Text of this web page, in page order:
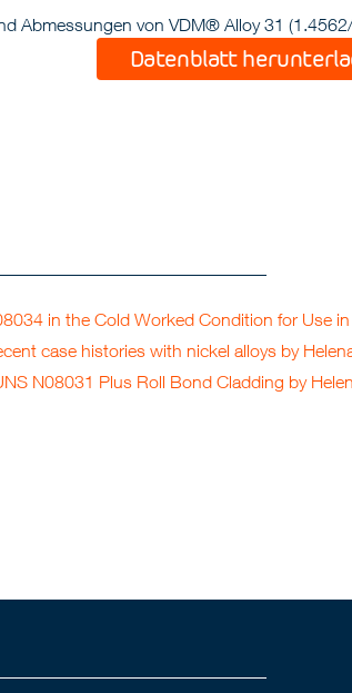
Abmessungen von VDM® Alloy 31
Datenblatt
in the Cold Worked Condition for Use
case histories with nickel alloys by
N08031 Plus Roll Bond Cladding by